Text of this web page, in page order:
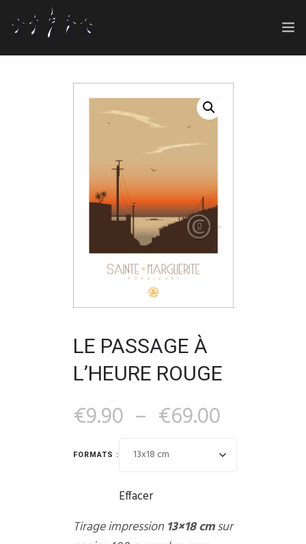
GRAPHIC 360°
LE PASSAGE À
L’HEURE ROUGE
€9.90 – €69.00
FORMATS :
Effacer
Tirage impression 13×18 cmsur